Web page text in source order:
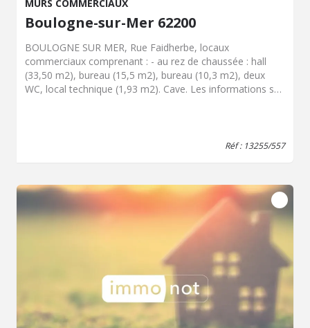
MURS COMMERCIAUX
Boulogne-sur-Mer 62200
BOULOGNE SUR MER, Rue Faidherbe, locaux
commerciaux comprenant : - au rez de chaussée : hall
(33,50 m2), bureau (15,5 m2), bureau (10,3 m2), deux
WC, local technique (1,93 m2). Cave. Les informations sur
Réf : 13255/557